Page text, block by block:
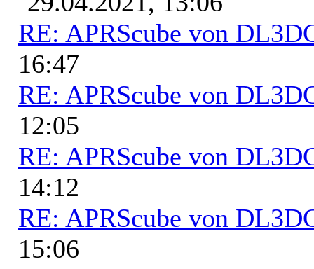
RE: APRScube von
16:47
RE: APRScube von
12:05
RE: APRScube von
14:12
RE: APRScube von
15:06